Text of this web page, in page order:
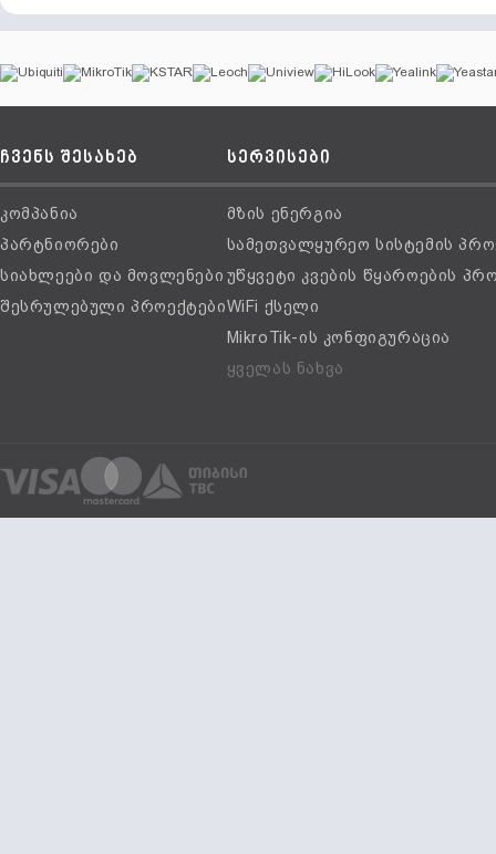
ჩვენს შესახებ
კომპანია
პარტნიორები
სიახლეები და მოვლენები
შესრულებული პროექტები
სერვისები
მზის ენერგია
სამეთვალყურეო სისტემის
უწყვეტი კვების წყაროების
WiFi ქსელი
MikroTik-ის კონფიგურაცია
ყველას ნახვა